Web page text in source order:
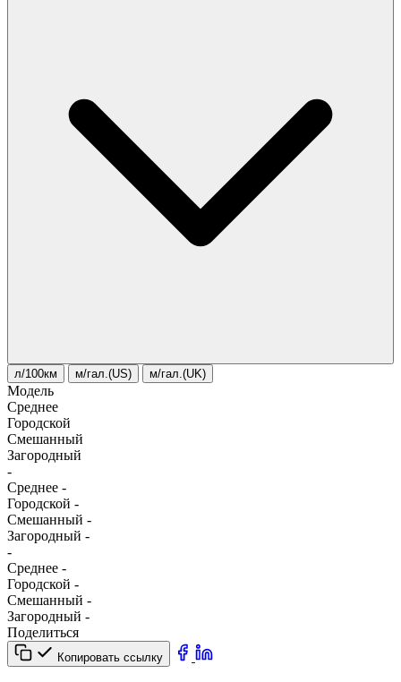
л/100км м/гал.(US) м/гал.(UK)
Модель
Среднее
Городской
Смешанный
Загородный
-
Среднее -
Городской -
Смешанный -
Загородный -
-
Среднее -
Городской -
Смешанный -
Загородный -
Поделиться
Копировать ссылку